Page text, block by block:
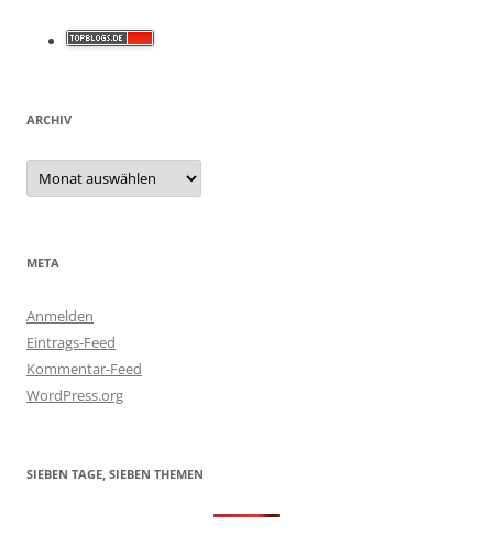
ARCHIV
Archiv
META
Anmelden
Eintrags-Feed
Kommentar-Feed
WordPress.org
SIEBEN TAGE, SIEBEN THEMEN